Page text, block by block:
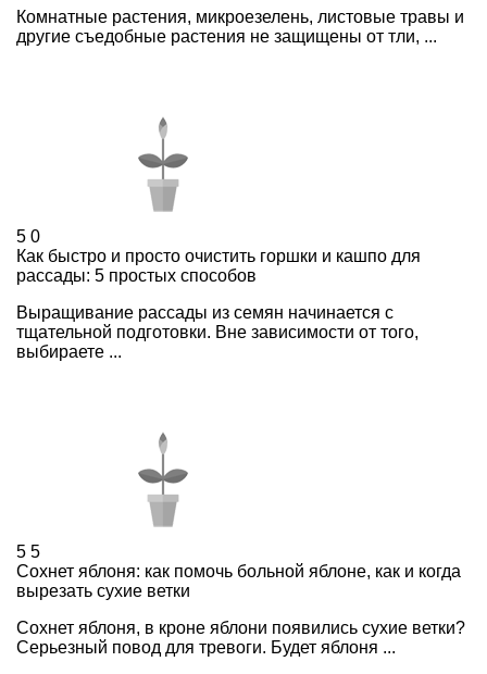
Комнатные растения, микроезелень, листовые травы и
другие съедобные растения не защищены от тли, ...
5 0
Как быстро и просто очистить горшки и кашпо для
рассады: 5 простых способов
Выращивание рассады из семян начинается с
тщательной подготовки. Вне зависимости от того,
выбираете ...
5 5
Сохнет яблоня: как помочь больной яблоне, как и когда
вырезать сухие ветки
Сохнет яблоня, в кроне яблони появились сухие ветки?
Серьезный повод для тревоги. Будет яблоня ...